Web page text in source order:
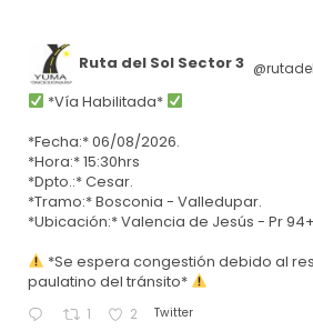
Ruta del Sol Sector 3
*Vía Habilitada*
*Fecha:* 06/08/2026.
*Hora:* 15:30hrs
*Dpto.:* Cesar.
*Tramo:* Bosconia - Valledupar.
*Ubicación:* Valencia de Jesús - Pr
*Se espera congestión debido al
paulatino del tránsito*
1 2 Twitter